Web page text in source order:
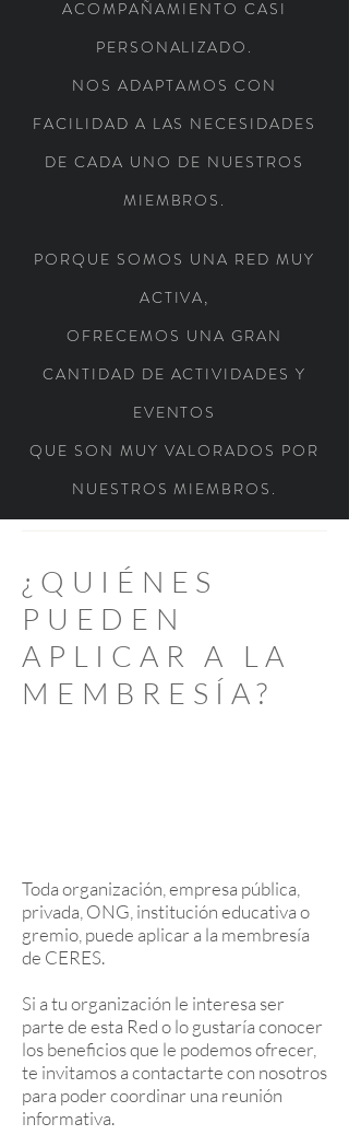
ACOMPAÑAMIENTO CASI
PERSONALIZADO.
NOS ADAPTAMOS CON
FACILIDAD A LAS NECESIDADES
DE CADA UNO DE NUESTROS
MIEMBROS.
PORQUE SOMOS UNA RED MUY
ACTIVA,
OFRECEMOS UNA GRAN
CANTIDAD DE ACTIVIDADES Y
EVENTOS
QUE SON MUY VALORADOS POR
NUESTROS MIEMBROS.
¿QUIÉNES
PUEDEN
APLICAR A LA
MEMBRESÍA?
Toda organización, empresa pública,
privada, ONG, institución educativa o
gremio, puede aplicar a la membresía
de CERES.
Si a tu organización le interesa ser
parte de esta Red o lo gustaría conocer
los beneficios que le podemos ofrecer,
te invitamos a contactarte con nosotros
para poder coordinar una reunión
informativa.